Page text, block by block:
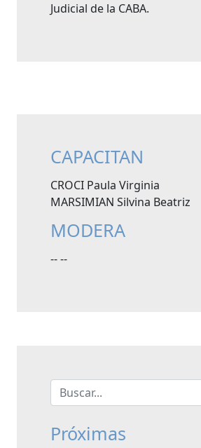
Judicial de la CABA.
CAPACITAN
CROCI Paula Virginia
MARSIMIAN Silvina Beatriz
MODERA
-- --
Próximas